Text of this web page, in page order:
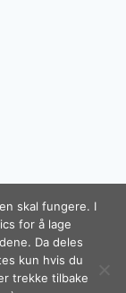
– Melhus
988 399 019 –
88
skal fungere. I
for å lage
Da deles
kun hvis du
trekke tilbake